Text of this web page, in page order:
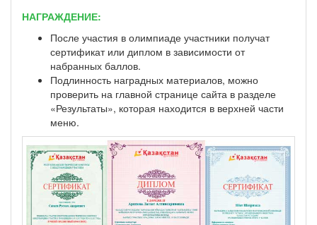
НАГРАЖДЕНИЕ:
После участия в олимпиаде участники получат
сертификат или диплом в зависимости от
набранных баллов.
Подлинность наградных материалов, можно
проверить на главной странице сайта в разделе
«Результаты», которая находится в верхней части
меню.